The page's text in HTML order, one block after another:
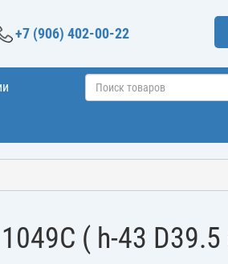
+7 (906) 402-00-22
( h-43 D39.5